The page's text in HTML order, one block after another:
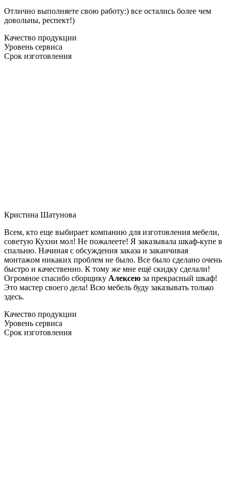
Отлично выполняете свою работу:) все остались более чем
довольны, респект!)
Качество продукции
Уровень сервиса
Срок изготовления
Кристина Шатунова
Всем, кто еще выбирает компанию для изготовления мебели,
советую Кухни мол! Не пожалеете! Я заказывала шкаф-купе в
спальню. Начиная с обсуждения заказа и заканчивая
монтажом никаких проблем не было. Все было сделано очень
быстро и качественно. К тому же мне ещё скидку сделали!
Огромное спасибо сборщику Алексею за прекрасный шкаф!
Это мастер своего дела! Всю мебель буду заказывать только
здесь.
Качество продукции
Уровень сервиса
Срок изготовления